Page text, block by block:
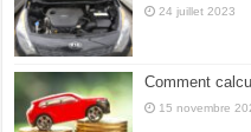
24 juillet 2023
Comment
15 novembre